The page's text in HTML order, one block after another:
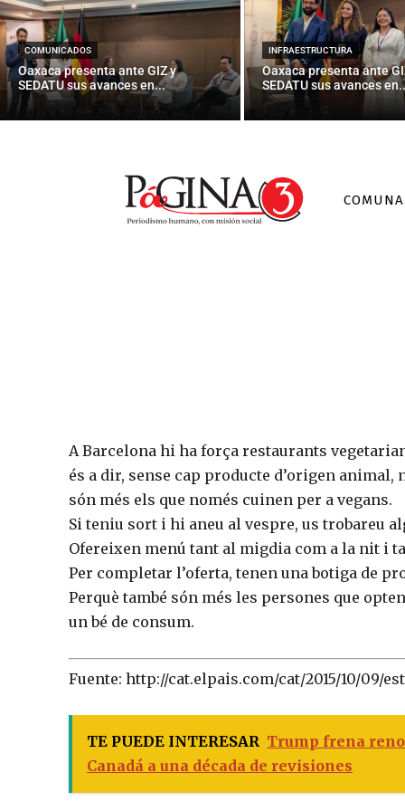
COMUNICADOS
Oaxaca presenta ante GIZ y
SEDATU sus avances en...
INFRAESTRUCTURA
Oaxaca presenta ante
SEDATU sus avances
Cinc
A Barcelona hi ha força restaurants
és a dir, sense cap producte d’origen
són més els que només cuinen per a vegans.
Si teniu sort i hi aneu al vespre, us trobareu
Ofereixen menú tant al migdia com a la nit i
Per completar l’oferta, tenen una botiga de
Perquè també són més les persones que
un bé de consum.
Fuente: http://cat.elpais.com/cat/2015/10/09/
TE PUEDE INTERESAR Trump frena
Canadá a una década de revisiones